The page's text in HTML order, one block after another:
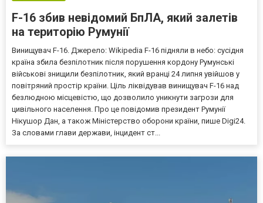
F-16 збив невідомий БпЛА, який залетів
на територію Румунії
Винищувач F-16. Джерело: Wikipedia F-16 підняли в небо: сусідня
країна збила безпілотник після порушення кордону Румунські
військові знищили безпілотник, який вранці 24 липня увійшов у
повітряний простір країни. Ціль ліквідував винищувач F-16 над
безлюдною місцевістю, що дозволило уникнути загрози для
цивільного населення. Про це повідомив президент Румунії
Нікушор Дан, а також Міністерство оборони країни, пише Digi24.
За словами глави держави, інцидент ст...